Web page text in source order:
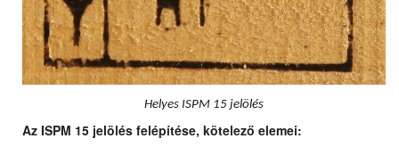
Helyes ISPM 15 jelölés
Az ISPM 15 jelölés felépítése, kötelező elemei: